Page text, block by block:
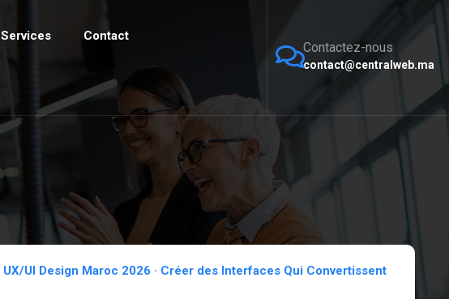
Services Contact
Contactez-nous
contact@centralweb.ma
UX/UI Design Maroc 2026 · Créer des Interfaces Qui Convertissent